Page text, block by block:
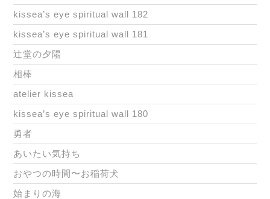
kissea’s eye spiritual wall 182
kissea’s eye spiritual wall 181
辻堂の夕陽
相棒
atelier kissea
kissea’s eye spiritual wall 180
勇者
あいたい気持ち
おやつの時間〜お稲荷犬
始まりの海